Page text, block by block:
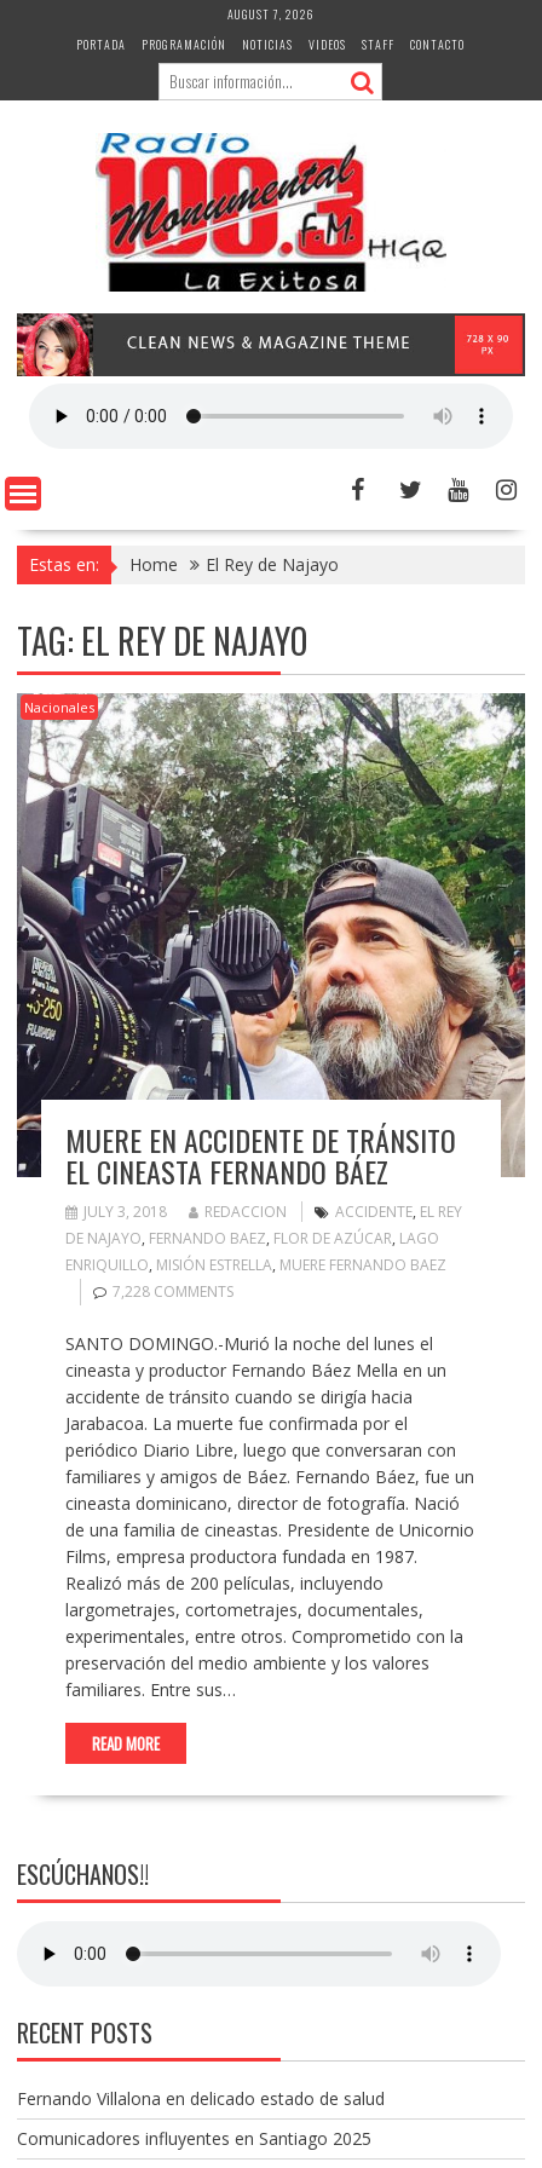
AUGUST 7, 2026
PORTADA
PROGRAMACIÓN NOTICIAS VIDEOS STAFF CONTACTO
Estas en: Home El Rey de Najayo
TAG: EL REY DE NAJAYO
Nacionales
MUERE EN ACCIDENTE DE TRÁNSITO
EL CINEASTA FERNANDO BÁEZ
JULY 3, 2018 REDACCION ACCIDENTE, EL REY
DE NAJAYO, FERNANDO BAEZ, FLOR DE AZÚCAR, LAGO
ENRIQUILLO, MISIÓN ESTRELLA, MUERE FERNANDO BAEZ
7,228 COMMENTS
SANTO DOMINGO.-Murió la noche del lunes el
cineasta y productor Fernando Báez Mella en un
accidente de tránsito cuando se dirigía hacia
Jarabacoa. La muerte fue confirmada por el
periódico Diario Libre, luego que conversaran con
familiares y amigos de Báez. Fernando Báez, fue un
cineasta dominicano, director de fotografía. Nació
de una familia de cineastas. Presidente de Unicornio
Films, empresa productora fundada en 1987.
Realizó más de 200 películas, incluyendo
largometrajes, cortometrajes, documentales,
experimentales, entre otros. Comprometido con la
preservación del medio ambiente y los valores
familiares. Entre sus…
READ MORE
ESCÚCHANOS!!
RECENT POSTS
Fernando Villalona en delicado estado de salud
Comunicadores influyentes en Santiago 2025